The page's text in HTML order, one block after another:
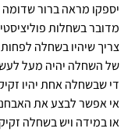
יספקו מראה ברור
מדובר בשחלות
של השחלה יהיה מעל
די שבשחלה אחת יהיו
אי אפשר לבצע את